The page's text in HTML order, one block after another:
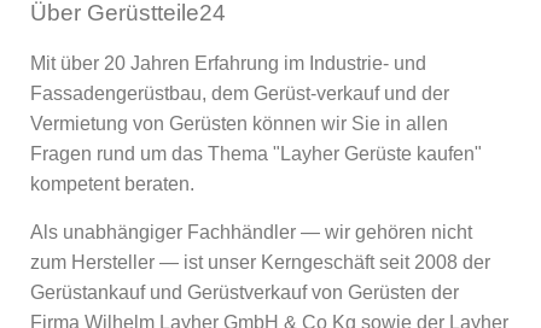
Über Gerüstteile24
Mit über 20 Jahren Erfahrung im Industrie- und
Fassadengerüstbau, dem Gerüst-verkauf und der
Vermietung von Gerüsten können wir Sie in allen
Fragen rund um das Thema "Layher Gerüste kaufen"
kompetent beraten.
Als unabhängiger Fachhändler — wir gehören nicht
zum Hersteller — ist unser Kerngeschäft seit 2008 der
Gerüstankauf und Gerüstverkauf von Gerüsten der
Firma Wilhelm Layher GmbH & Co Kg sowie der Layher